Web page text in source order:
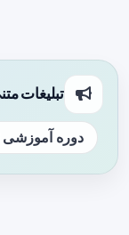
تبلیغات
دوره آموزشی ATLS